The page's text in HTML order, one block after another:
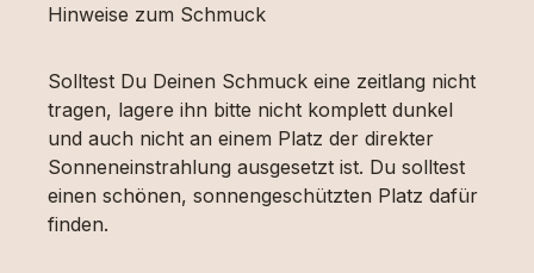
Hinweise zum Schmuck
Solltest Du Deinen Schmuck eine zeitlang nicht
tragen, lagere ihn bitte nicht komplett dunkel
und auch nicht an einem Platz der direkter
Sonneneinstrahlung ausgesetzt ist. Du solltest
einen schönen, sonnengeschützten Platz dafür
finden.